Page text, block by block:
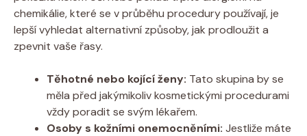
chemikálie, které se v průběhu procedury používají, je
lepší vyhledat alternativní způsoby, jak prodloužit a
zpevnit vaše řasy.
Těhotné nebo kojící ženy: Tato skupina by se
měla před jakýmikoliv kosmetickými procedurami
vždy poradit se svým lékařem.
Osoby s kožními onemocněními: Jestliže máte